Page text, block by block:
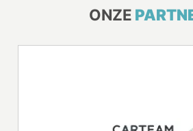
ONZE